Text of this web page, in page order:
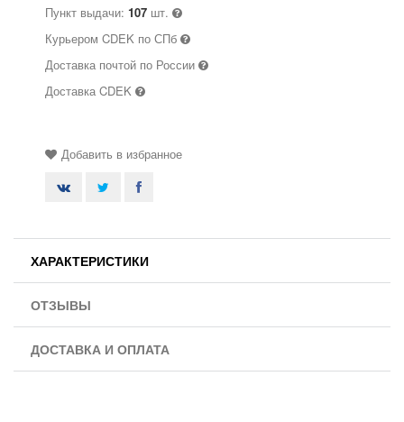
Пункт выдачи: 107 шт.
Курьером CDEK по СПб
Доставка почтой по России
Доставка CDEK
Добавить в избранное
ХАРАКТЕРИСТИКИ
ОТЗЫВЫ
ДОСТАВКА И ОПЛАТА